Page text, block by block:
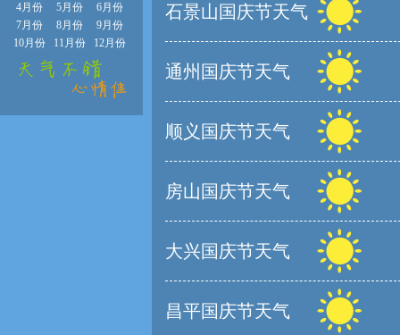
4月份
5月份
6月份
7月份
8月份
9月份
10月份
11月份 12月份
石景山国庆节天气
通州国庆节天气
顺义国庆节天气
房山国庆节天气
大兴国庆节天气
昌平国庆节天气